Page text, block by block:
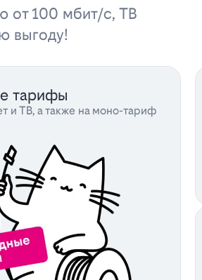
от 100 мбит/с, ТВ
выгоду!
тарифы
и ТВ, а также на моно-тариф